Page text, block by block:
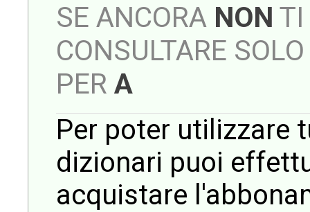
SE ANCORA NON TI
CONSULTARE
PER A
Per poter utilizzare
dizionari puoi
acquistare